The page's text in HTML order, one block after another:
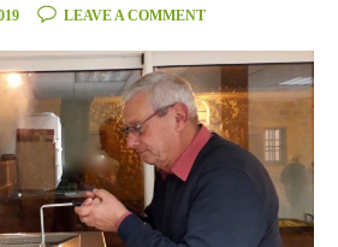
LEAVE A COMMENT